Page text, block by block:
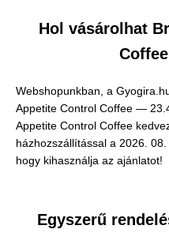
Hol vásárolhat
Webshopunkban, a
Appetite Control Coffee —
Appetite Control Coffee
házhozszállítással a 2026.
hogy kihasználja az ajánlatot!
Egyszerű